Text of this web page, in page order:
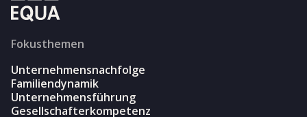
Fokusthemen
Unternehmensnachfolge
Familiendynamik
Unternehmensführung
Gesellschafterkompetenz